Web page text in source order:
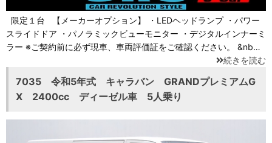
限定１台 【メーカーオプション】 ・LEDヘッドランプ ・パワー
スライドドア ・パノラミックビューモニター ・デジタルインナーミ
ラー ※ご契約前に必ず現車、車両評価証をご確認ください。 &nb…
続きを読む
7035 令和5年式 キャラバン GRANDプレミアムG
X 2400cc ディーゼル車 5人乗り